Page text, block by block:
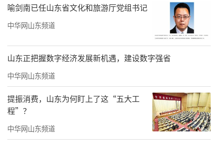
好的时候，没有功名利禄的干扰，别无他求，
唯以每年出产100万字的文章与书籍为乐。现在
每天都在写作之中，不写作生活就没有滋味。
甚至觉得，不写作活着还有什么意思呀。除了
写作，其他的一切事情都是可有可无，包括吃
饭睡觉。现在，我已正式出版的书有34本，还
有8本书正在出版社排队等着。除了写书，就是
写文章，有些书是文章组合在一起的。昨天是4
月23日，今年的112天我已经发表了92篇经济评
喻剑南已任山东省文化和旅游厅党组书记
中华网山东频道
山东正把握数字经济发展新机遇，建设数字强省
中华网山东频道
提振消费，山东为何盯上了这“五大工
程”？
中华网山东频道